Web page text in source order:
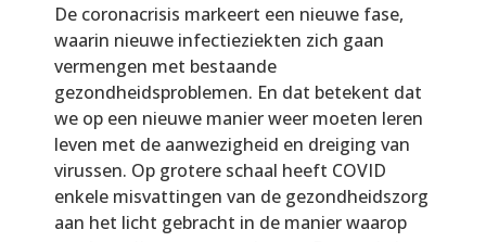
De coronacrisis markeert een nieuwe fase,
waarin nieuwe infectieziekten zich gaan
vermengen met bestaande
gezondheidsproblemen. En dat betekent dat
we op een nieuwe manier weer moeten leren
leven met de aanwezigheid en dreiging van
virussen. Op grotere schaal heeft COVID
enkele misvattingen van de gezondheidszorg
aan het licht gebracht in de manier waarop